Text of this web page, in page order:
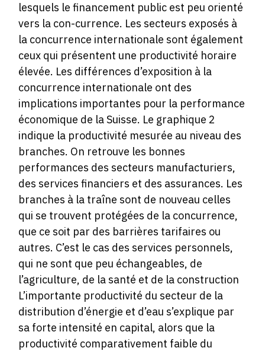
lesquels le financement public est peu orienté
vers la con-currence. Les secteurs exposés à
la concurrence internationale sont également
ceux qui présentent une productivité horaire
élevée. Les différences d’exposition à la
concurrence internationale ont des
implications importantes pour la performance
économique de la Suisse. Le graphique 2
indique la productivité mesurée au niveau des
branches. On retrouve les bonnes
performances des secteurs manufacturiers,
des services financiers et des assurances. Les
branches à la traîne sont de nouveau celles
qui se trouvent protégées de la concurrence,
que ce soit par des barrières tarifaires ou
autres. C’est le cas des services personnels,
qui ne sont que peu échangeables, de
l’agriculture, de la santé et de la construction
L’importante productivité du secteur de la
distribution d’énergie et d’eau s’explique par
sa forte intensité en capital, alors que la
productivité comparativement faible du